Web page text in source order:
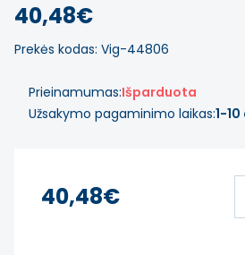
40,48€
Prekės kodas: Vig-44806
Prieinamumas:Išparduota
Užsakymo pagaminimo laikas:1-
40,48€